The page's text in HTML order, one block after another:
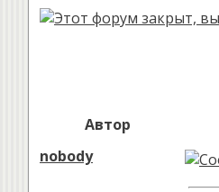
Автор
nobody